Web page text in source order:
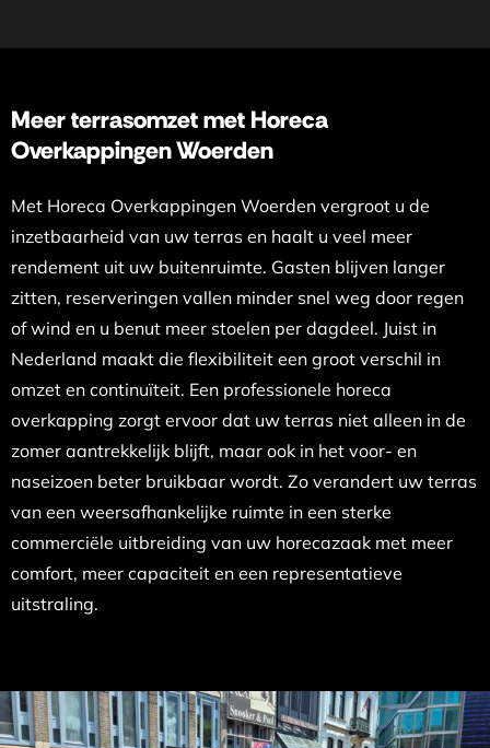
Meer terrasomzet met Horeca
Overkappingen Woerden
Met Horeca Overkappingen Woerden vergroot u de
inzetbaarheid van uw terras en haalt u veel meer
rendement uit uw buitenruimte. Gasten blijven langer
zitten, reserveringen vallen minder snel weg door regen
of wind en u benut meer stoelen per dagdeel. Juist in
Nederland maakt die flexibiliteit een groot verschil in
omzet en continuïteit. Een professionele horeca
overkapping zorgt ervoor dat uw terras niet alleen in de
zomer aantrekkelijk blijft, maar ook in het voor- en
naseizoen beter bruikbaar wordt. Zo verandert uw terras
van een weersafhankelijke ruimte in een sterke
commerciële uitbreiding van uw horecazaak met meer
comfort, meer capaciteit en een representatieve
uitstraling.